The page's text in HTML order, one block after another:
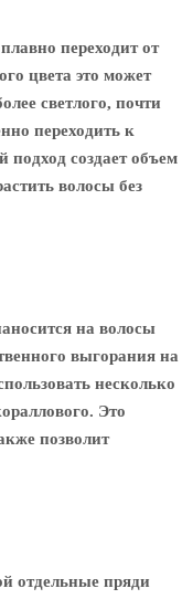
переходит от
цвета это может
светлого, почти
переходить к
создает объем
волосы без
на волосы
выгорания на
несколько
Это
позволит
отдельные пряди